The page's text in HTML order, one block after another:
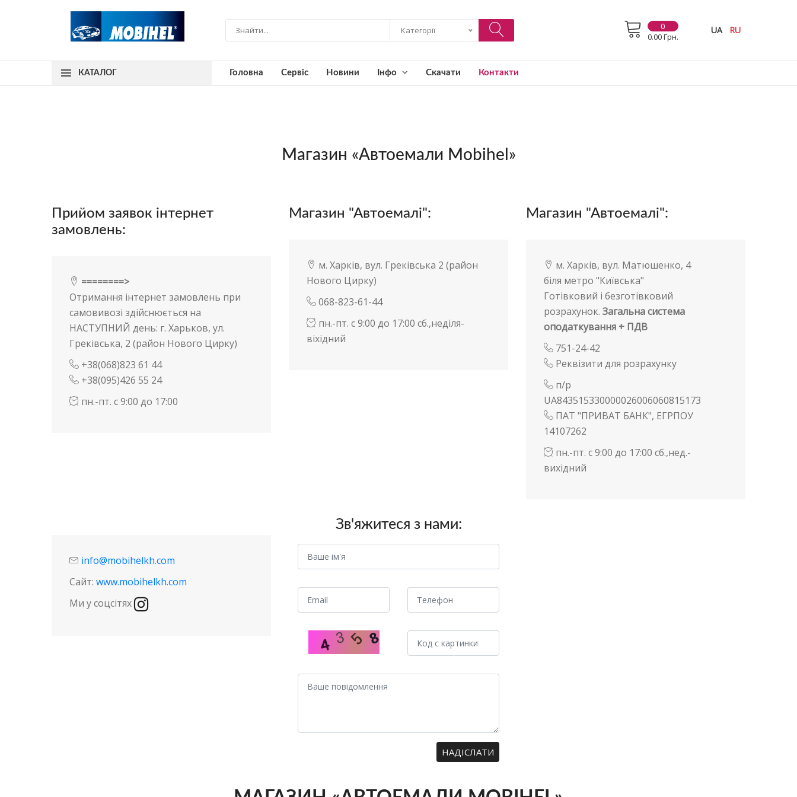
Категорії
0
0.00 Грн.
UA RU
КАТАЛОГ Головна Сервіс Новини Інфо Скачати Контакти
Магазин «Автоемали Mobihel»
Прийом заявок інтернет
замовлень:
========>
Отримання інтернет замовлень при
самовивозі здійснюється на
НАСТУПНИЙ день: г. Харьков, ул.
Греківська, 2 (район Нового Цирку)
+38(068)823 61 44
+38(095)426 55 24
пн.-пт. с 9:00 до 17:00
Магазин "Автоемалі":
м. Харків, вул. Греківська 2 (район
Нового Цирку)
068-823-61-44
пн.-пт. с 9:00 до 17:00 сб.,неділя-
віхідний
Магазин "Автоемалі":
м. Харків, вул. Матюшенко, 4
біля метро "Київська"
Готівковий і безготівковий
розрахунок. Загальна система
оподаткування + ПДВ
751-24-42
Реквізити для розрахунку
п/р
UA843515330000026006060815173
ПАТ "ПРИВАТ БАНК", ЕГРПОУ
14107262
пн.-пт. с 9:00 до 17:00 сб.,нед.-
вихідний
info@mobihelkh.com
Сайт: www.mobihelkh.com
Ми у соцсітях
Зв'яжитеся з нами: